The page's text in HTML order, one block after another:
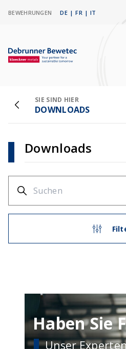
BEWEHRUNGEN IT
|
FR
|
DE
SIE SIND HIER
DOWNLOADS
Downloads
Haben Sie
Unser